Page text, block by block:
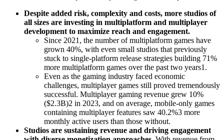
멀티플레이어 게임
멀티플레이어 게임 개발을 간소화하세요.
Despite added risk, complexity and costs, more studios of
all sizes are investing in multiplatform and multiplayer
development to maximize reach and engagement.
Since 2021, the number of multiplatform games have
grown 40%, with even small studios that previously
stuck to single-platform release strategies building 71%
more multiplatform games over the past two years1.
Even as the gaming industry faced economic
challenges, multiplayer games still proved tremendously
successful. Multiplayer gaming revenue grew 10%
($2.3B)2 in 2023, and on average, mobile-only games
containing multiplayer features saw 40.2%3 more
monthly active users than those without.
Studios are sustaining revenue and driving engagement